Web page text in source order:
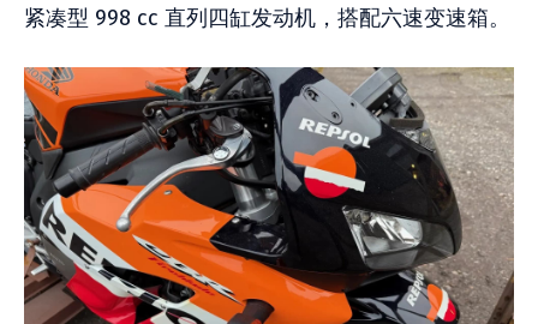
紧凑型 998 cc 直列四缸发动机，搭配六速变速箱。